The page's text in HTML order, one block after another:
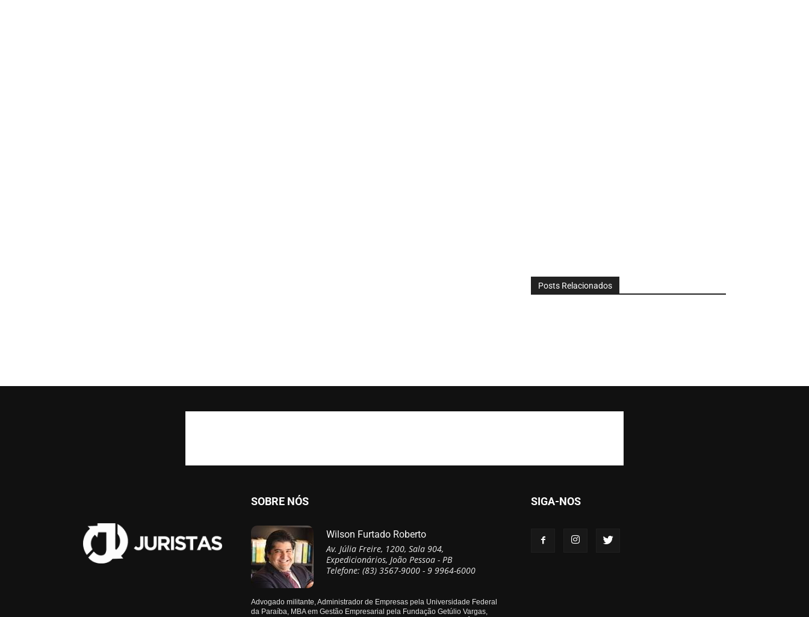
Posts Relacionados
SOBRE NÓS
Wilson Furtado Roberto
Av. Júlia Freire, 1200, Sala 904,
Expedicionários, João Pessoa - PB
Telefone: (83) 3567-9000 - 9 9964-6000
Advogado militante, Administrador de Empresas pela Universidade Federal
da Paraíba, MBA em Gestão Empresarial pela Fundação Getúlio Vargas,
SIGA-NOS